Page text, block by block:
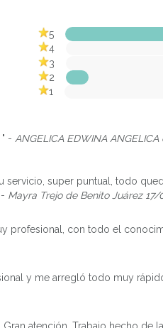
5
4
3
2
1
- ANGELICA EDWINA
servicio, super puntual, todo
Mayra Trejo de Benito Juárez
profesional, con todo el
y me arregló todo muy
Gran atención, Trabajo hecho